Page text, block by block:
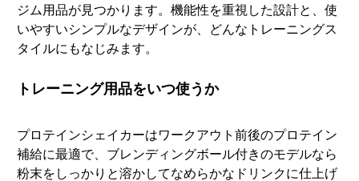
ジム用品が見つかります。機能性を重視した設計と、使
いやすいシンプルなデザインが、どんなトレーニングス
タイルにもなじみます。
トレーニング用品をいつ使うか
プロテインシェイカーはワークアウト前後のプロテイン
補給に最適で、ブレンディングボール付きのモデルなら
粉末をしっかりと溶かしてなめらかなドリンクに仕上げ